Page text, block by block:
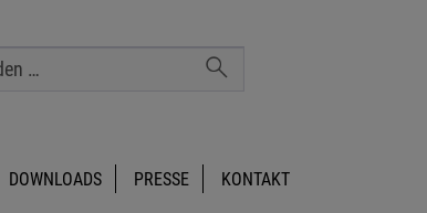
DOWNLOADS PRESSE KONTAKT